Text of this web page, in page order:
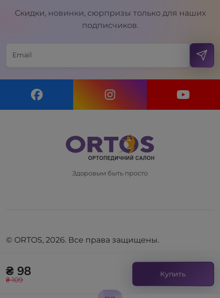
₴ 98
₴ 109
Купить
Скидки, новинки, сюрпризы только для наших
подписчиков.
Здоровым быть просто
© ORTOS, 2026. Все права защищены.